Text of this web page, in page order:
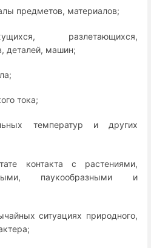
предметов, материалов;
разлетающихся,
деталей, машин;
тока;
температур и других
контакта с растениями,
паукообразными и
ситуациях природного,